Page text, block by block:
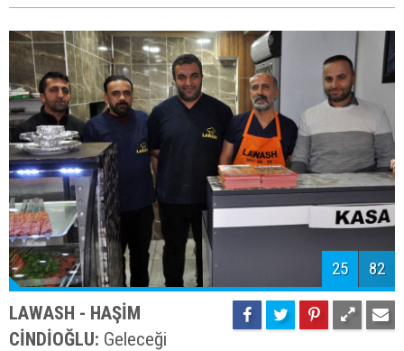
25 82
LAWASH - HAŞİM
CİNDİOĞLU: Geleceği